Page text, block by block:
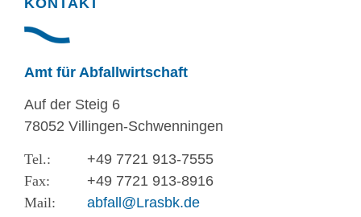
Amt für Abfallwirtschaft
Auf der Steig 6
78052 Villingen-Schwenningen
+49 7721 913-7555
+49 7721 913-8916
abfall@Lrasbk.de